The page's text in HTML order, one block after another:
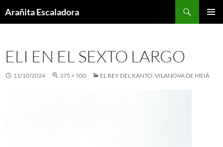
toArañita Escaladora
ELI EN EL SEXTO LARGO
11/10/2024 375 × 500 EL REY DEL KANTO. VILANOVA DE MEIÀ